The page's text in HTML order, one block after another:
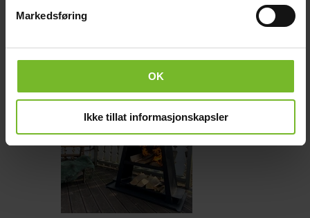
Markedsføring
OK
Ikke tillat informasjonskapsler